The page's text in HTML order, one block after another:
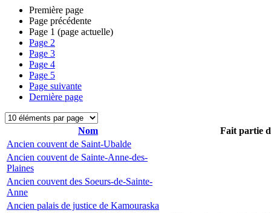
Première page
Page précédente
Page 1 (page actuelle)
Page 2
Page 3
Page 4
Page 5
Page suivante
Dernière page
Nom
Fait partie
Ancien couvent de Saint-Ubalde
Ancien couvent de Sainte-Anne-des-
Plaines
Ancien couvent des Soeurs-de-Sainte-
Anne
Ancien palais de justice de Kamouraska